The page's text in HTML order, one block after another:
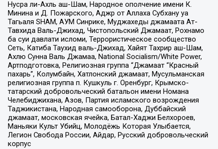
Нусра ли-Ахль аш-Шам, Народное ополчение имени К.
Минина и Д. Пожарского, Аджр от Аллаха Субхану уа
Тагьаля SHAM, АУМ Синрике, Муджахеды джамаата Ат-
Тавхида Валь-Джихад, Чистопольский Джамаат, Рохнамо
ба суи давлати исломи, Террористическое сообщество
Сеть, Катиба Таухид валь-Джихад, Хайят Тахрир аш-Шам,
Ахлю Сунна Валь Джамаа, National Socialism/White Power,
Артподготовка, Религиозная группа “Джамаат “Красный
пахарь”, Колумбайн, Хатлонский джамаат, Мусульманская
религиозная группа п. Кушкуль г. Оренбург, Крымско-
татарский добровольческий батальон имени Номана
Челебиджихана, Азов, Партия исламского возрождения
Таджикистана, Народная самооборона, Дуббайский
джамаат, московская ячейка, Батал-Хаджи Белхороев,
Маньяки Культ Убийц, Молодёжь Которая Улыбается,
Легион Свобода России, Айдар, Русский добровольческий
корпус